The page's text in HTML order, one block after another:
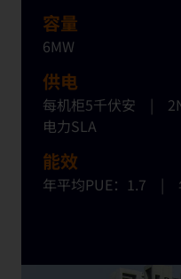
容量
6MW
供电
每机柜5千伏安 |
电力SLA
能效
年平均PUE：1.7 |